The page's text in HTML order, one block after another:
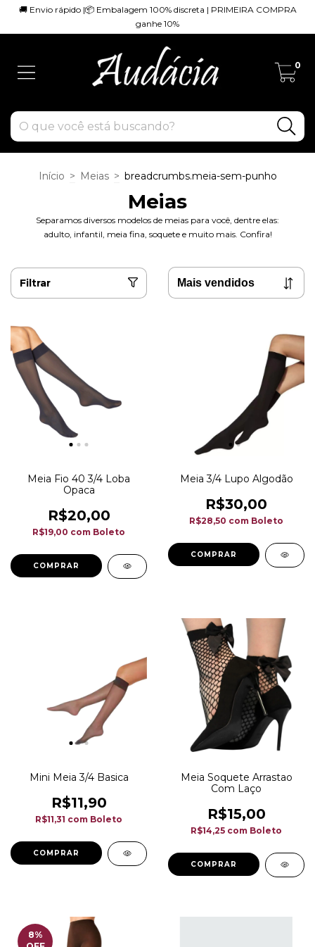
🚚 Envio rápido |📦 Embalagem 100% discreta | PRIMEIRA COMPRA
ganhe 10%
0
Início > Meias > breadcrumbs.meia-sem-punho
Meias
Separamos diversos modelos de meias para você, dentre elas:
adulto, infantil, meia fina, soquete e muito mais. Confira!
Filtrar
Meia Fio 40 3/4 Loba
Opaca
R$20,00
R$19,00 com Boleto
COMPRAR
Meia 3/4 Lupo Algodão
R$30,00
R$28,50 com Boleto
COMPRAR
Mini Meia 3/4 Basica
R$11,90
R$11,31 com Boleto
COMPRAR
Meia Soquete Arrastao
Com Laço
R$15,00
R$14,25 com Boleto
8%